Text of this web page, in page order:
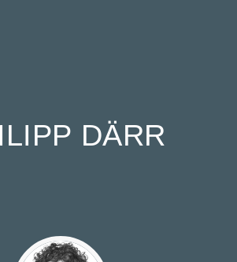
DÄRR
ANZEIGEN